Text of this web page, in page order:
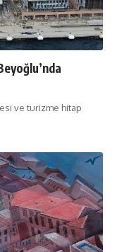
ve turizme hitap